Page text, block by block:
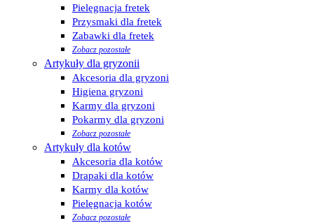
Pielęgnacja fretek
Przysmaki dla fretek
Zabawki dla fretek
Zobacz pozostałe
Artykuły dla gryzonii
Akcesoria dla gryzoni
Higiena gryzoni
Karmy dla gryzoni
Pokarmy dla gryzoni
Zobacz pozostałe
Artykuły dla kotów
Akcesoria dla kotów
Drapaki dla kotów
Karmy dla kotów
Pielęgnacja kotów
Zobacz pozostałe